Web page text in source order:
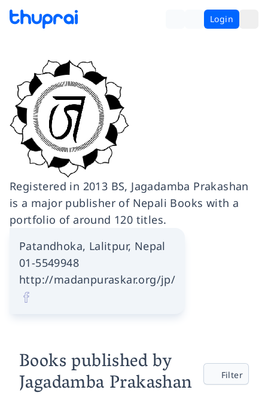
Login
Registered in 2013 BS, Jagadamba Prakashan
is a major publisher of Nepali Books with a
portfolio of around 120 titles.
Patandhoka, Lalitpur, Nepal
01-5549948
http://madanpuraskar.org/jp/
Books published by
Jagadamba Prakashan Filter